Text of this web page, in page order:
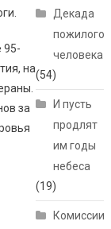
95-
на
за
Декада
пожилого
человека
(54)
И пусть
продлят
им годы
небеса
(19)
Комиссии